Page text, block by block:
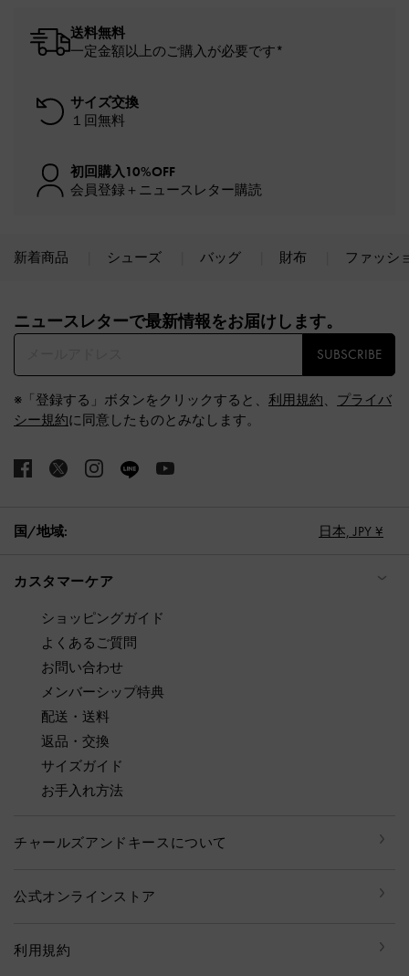
送料無料
一定金額以上のご購入が必要です*
サイズ交換
１回無料
初回購入10%OFF
会員登録＋ニュースレター購読
新着商品 シューズ バッグ 財布 ファッシ
ニュースレターで最新情報をお届けします。​
SUBSCRIBE
※「登録する」ボタンをクリックすると、 利用規約、 プライバ
シー規約に同意したものとみなします。
国/地域: 日本, JPY ¥
カスタマーケア
ショッピングガイド
よくあるご質問
お問い合わせ
メンバーシップ特典
配送・送料
返品・交換
サイズガイド
お手入れ方法
チャールズアンドキースについて
公式オンラインストア
利用規約